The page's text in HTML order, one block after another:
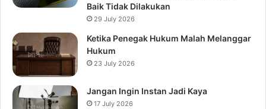
Baik Tidak Dilakukan
29 July 2026
Ketika Penegak Hukum Malah Melanggar
Hukum
23 July 2026
Jangan Ingin Instan Jadi Kaya
17 July 2026